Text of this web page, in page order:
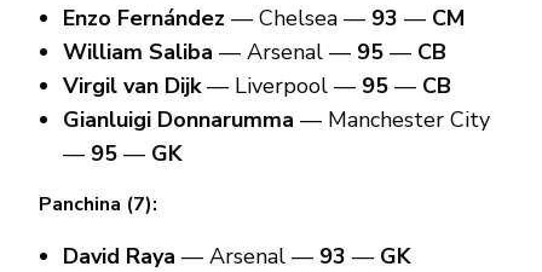
Enzo Fernández — Chelsea — 93 — CM
William Saliba — Arsenal — 95— CB
Virgil van Dijk— Liverpool — 95— CB
Gianluigi Donnarumma — Manchester City
— 95— GK
Panchina (7):
David Raya — Arsenal — 93 — GK